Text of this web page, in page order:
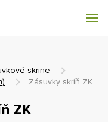
skrine
Zásuvky skríň ZK
ZK